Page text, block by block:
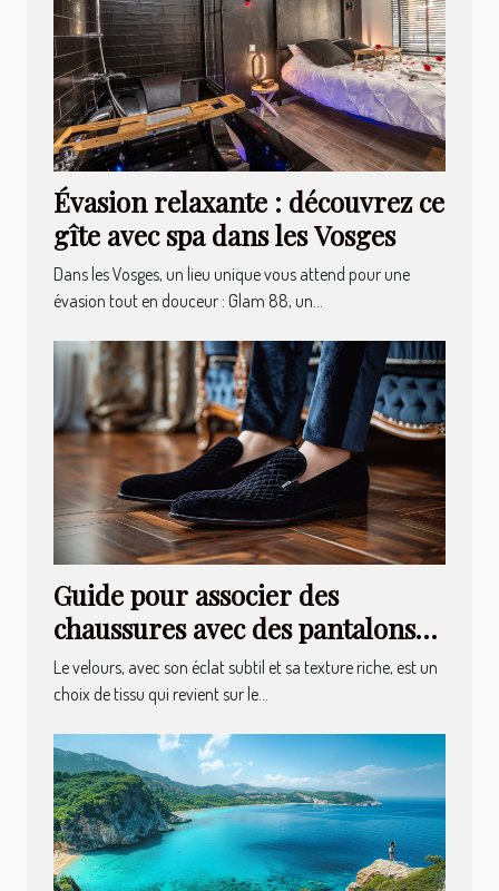
Évasion relaxante : découvrez ce
gîte avec spa dans les Vosges
Dans les Vosges, un lieu unique vous attend pour une
évasion tout en douceur : Glam 88, un...
Guide pour associer des
chaussures avec des pantalons
en velours
Le velours, avec son éclat subtil et sa texture riche, est un
choix de tissu qui revient sur le...